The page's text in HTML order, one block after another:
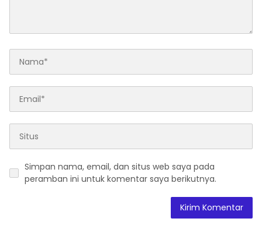
Simpan nama, email, dan situs web saya pada
peramban ini untuk komentar saya berikutnya.